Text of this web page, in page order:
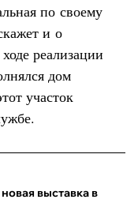
по своему
и о
реализации
дом
участок
выставка в